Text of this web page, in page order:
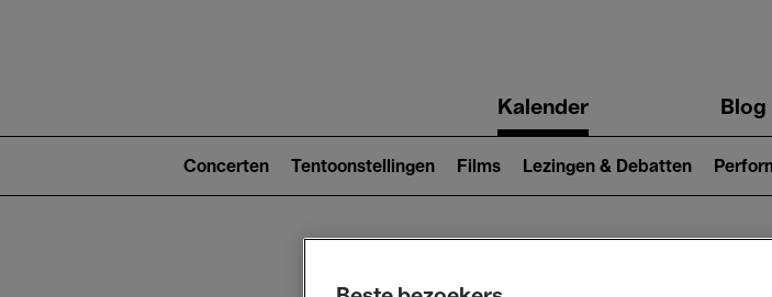
navigationKalender Blog
2)
Concerten Tentoonstellingen Films Lezingen & Debatten